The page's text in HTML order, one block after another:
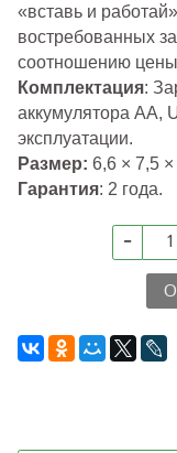
«вставь и
востребованных
соотношению цены
Комплектация:
аккумулятора AA,
эксплуатации.
Размер: 6,6 × 7,5
Гарантия: 2 года.